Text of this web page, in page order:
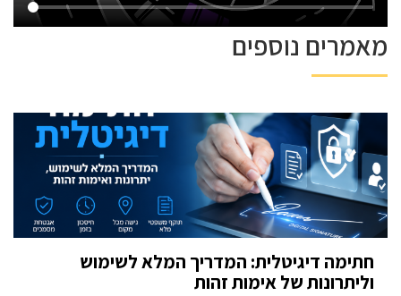
מאמרים נוספים
חתימה דיגיטלית: המדריך המלא לשימוש
וליתרונות של אימות זהות